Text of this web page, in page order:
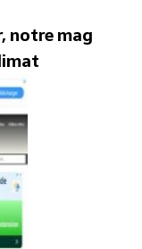
notre mag